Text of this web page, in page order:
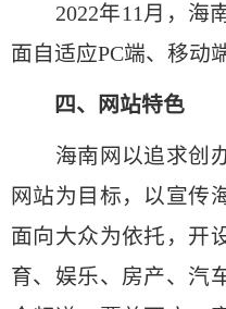
2022年11月，海
面自适应PC端、移动
四、网站特色
海南网以追求创办
网站为目标，以宣传
面向大众为依托，开
育、娱乐、房产、汽